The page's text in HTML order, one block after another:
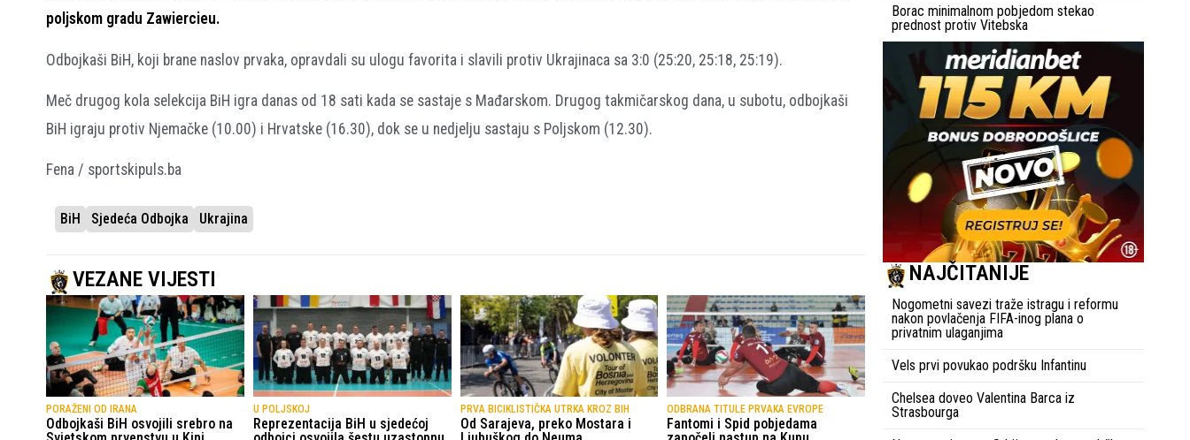
poljskom gradu Zawiercieu.
Odbojkaši BiH, koji brane naslov prvaka, opravdali su ulogu favorita i slavili protiv Ukrajinaca sa 3:0 (25:20, 25:18, 25:19).
Meč drugog kola selekcija BiH igra danas od 18 sati kada se sastaje s Mađarskom. Drugog takmičarskog dana, u subotu, odbojkaši
BiH igraju protiv Njemačke (10.00) i Hrvatske (16.30), dok se u nedjelju sastaju s Poljskom (12.30).
Fena / sportskipuls.ba
BiH Sjedeća Odbojka Ukrajina
VEZANE VIJESTI
PORAŽENI OD IRANA
Odbojkaši BiH osvojili srebro na
U POLJSKOJ
Reprezentacija BiH u sjedećoj
PRVA BICIKLISTIČKA UTRKA KROZ BIH
Od Sarajeva, preko Mostara i
ODBRANA TITULE PRVAKA EVROPE
Fantomi i Spid pobjedama
Borac minimalnom pobjedom stekao
prednost protiv Vitebska
NAJČITANIJE
Nogometni savezi traže istragu i reformu
nakon povlačenja FIFA-inog plana o
privatnim ulaganjima
Vels prvi povukao podršku Infantinu
Chelsea doveo Valentina Barca iz
Strasbourga